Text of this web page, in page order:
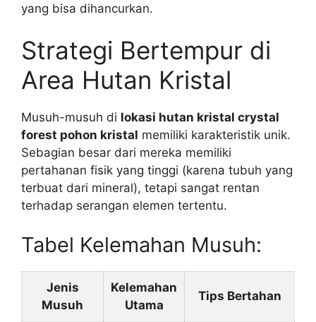
yang bisa dihancurkan.
Strategi Bertempur di
Area Hutan Kristal
Musuh-musuh di lokasi hutan kristal crystal
forest pohon kristal memiliki karakteristik unik.
Sebagian besar dari mereka memiliki
pertahanan fisik yang tinggi (karena tubuh yang
terbuat dari mineral), tetapi sangat rentan
terhadap serangan elemen tertentu.
Tabel Kelemahan Musuh:
Jenis
Musuh
Kelemahan
Utama
Tips Bertahan